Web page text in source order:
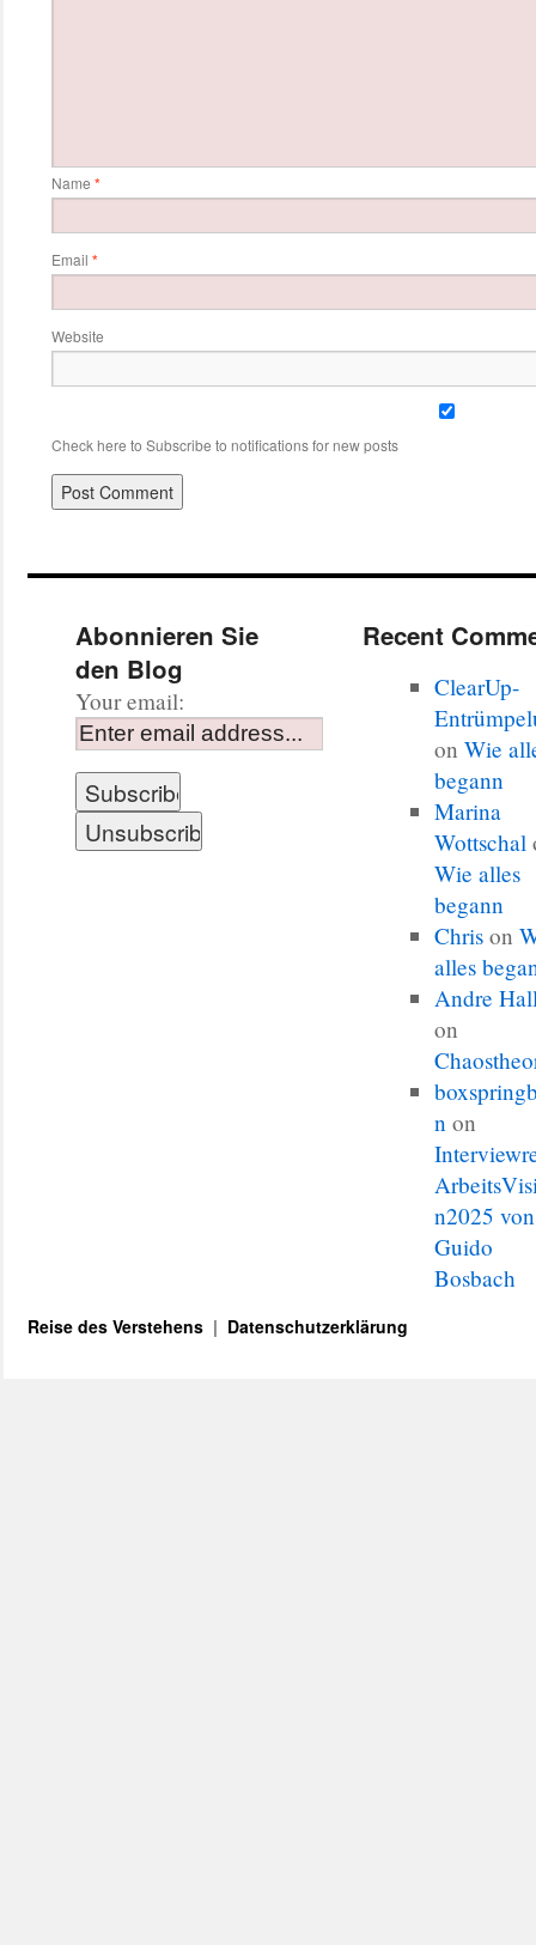
Name *
Email *
Website
Check here to Subscribe to notifications for new posts
Abonnieren Sie
den Blog
Your email:
Recent
ClearUp-
onWie
begann
Marina
Wottschal
Wie alles
begann
Chris on
alles
Andre
on
n on
n2025 von
Guido
Bosbach
Reise des Verstehens Datenschutzerklärung